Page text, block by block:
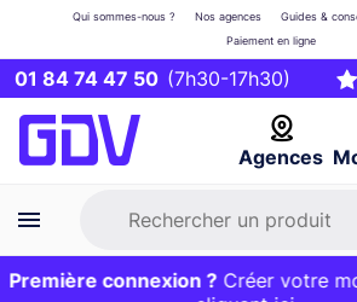
01 84 74 47 50 (7h30-17h30)
Agences
Qui sommes-nous ? Nos agences Guides &
Paiement en ligne
Première commande ?20€
connexion ? Créer votre
EXCLU WEB :